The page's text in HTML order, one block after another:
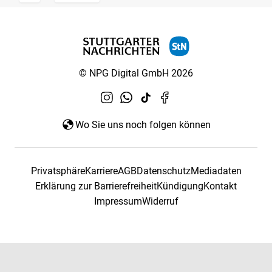
© NPG Digital GmbH 2026
Wo Sie uns noch folgen können
PrivatsphäreKarriereAGBDatenschutzMediadaten
Erklärung zur BarrierefreiheitKündigungKontakt
ImpressumWiderruf